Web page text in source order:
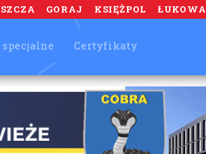
GORAJ KSIĘŻPOL ŁUKOWA
Certyfikaty